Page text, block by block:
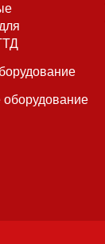
оборудование